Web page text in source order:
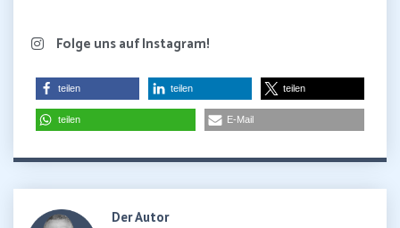
Folge uns auf Instagram!
teilen teilen teilen
teilen E-Mail
Der Autor